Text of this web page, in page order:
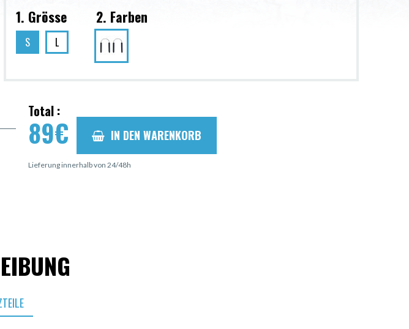
1. Grösse
S L
2. Farben
Total :
89€ IN DEN WARENKORB
Lieferung innerhalb von 24/48h